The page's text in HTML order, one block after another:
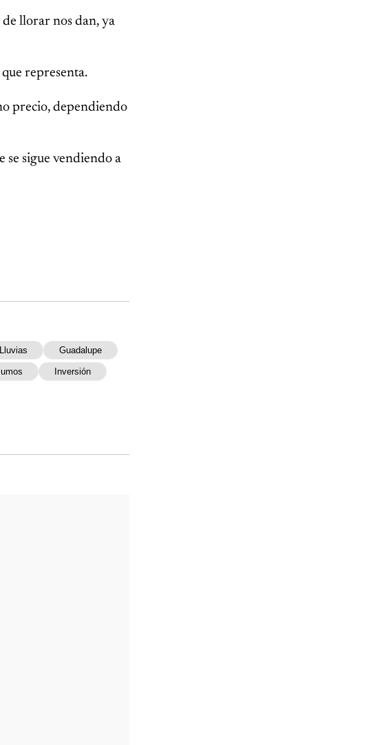
de llorar nos dan, ya
representa.
precio, dependiendo
se sigue vendiendo a
Lluvias Guadalupe
Inversión